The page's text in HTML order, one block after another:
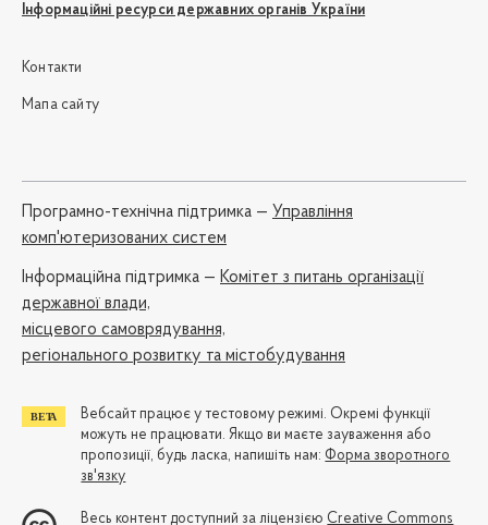
Інформаційні ресурси державних органів України
Контакти
Мапа сайту
Програмно-технічна підтримка — Управління
комп'ютеризованих систем
Iнформаційна підтримка — Комітет з питань організації
державної влади,
місцевого самоврядування,
регіонального розвитку та містобудування
Вебсайт працює у тестовому режимі. Окремі функції
можуть не працювати. Якщо ви маєте зауваження або
пропозиції, будь ласка, напишіть нам: Форма зворотного
зв'язку
Весь контент доступний за ліцензією Creative Commons